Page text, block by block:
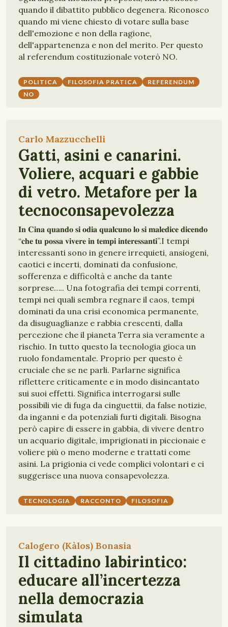
quando il dibattito pubblico degenera. Riconosco
quando mi viene chiesto di votare sulla base
dell'emozione e non della ragione,
dell'appartenenza e non del merito. Per questo
al referendum costituzionale voterò NO.
POLITICA FILOSOFIA PRATICA
REFERENDUM
NO
Carlo Mazzucchelli
Gatti, asini e canarini.
Voliere, acquari e gabbie
di vetro. Metafore per la
tecnoconsapevolezza
𝐈𝐧 𝐂𝐢𝐧𝐚 𝐪𝐮𝐚𝐧𝐝𝐨 𝐬𝐢 𝐨𝐝𝐢𝐚 𝐪𝐮𝐚𝐥𝐜𝐮𝐧𝐨 𝐥𝐨 𝐬𝐢 𝐦𝐚𝐥𝐞𝐝𝐢𝐜𝐞 𝐝𝐢𝐜𝐞𝐧𝐝𝐨
“𝐜𝐡𝐞 𝐭𝐮 𝐩𝐨𝐬𝐬𝐚 𝐯𝐢𝐯𝐞𝐫𝐞 𝐢𝐧 𝐭𝐞𝐦𝐩𝐢 𝐢𝐧𝐭𝐞𝐫𝐞𝐬𝐬𝐚𝐧𝐭𝐢”.I tempi
interessanti sono in genere irrequieti, ansiogeni,
caotici e incerti, dominati da confusione,
sofferenza e difficoltà e anche da tante
sorprese….. Una fotografia dei tempi correnti,
tempi nei quali sembra regnare il caos, tempi
dominati da una crisi economica permanente,
da disuguaglianze e rabbia crescenti, dalla
percezione che il pianeta Terra sia veramente a
rischio. In tutto questo la tecnologia gioca un
ruolo fondamentale. Proprio per questo è
cruciale che se ne parli. Parlarne significa
riflettere criticamente e in modo disincantato
sui suoi effetti. Significa interrogarsi sulle
possibili vie di fuga da cinguettii, da false notizie,
da inganni e da potenziali furti digitali. Bisogna
però capire di essere in gabbia, di vivere dentro
un acquario digitale, imprigionati in piccionaie e
voliere più o meno moderne e trattati come
asini. La prigionia ci vede complici volontari e ci
suggerisce una nuova consapevolezza.
TECNOLOGIA RACCONTO FILOSOFIA
Calogero (Kàlos) Bonasia
Il cittadino labirintico:
educare all’incertezza
nella democrazia
simulata